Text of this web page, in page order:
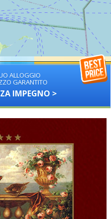
ALLOGGIO
GARANTITO
IMPEGNO >